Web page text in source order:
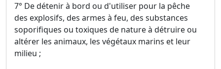
7° De détenir à bord ou d'utiliser pour la pêche
des explosifs, des armes à feu, des substances
soporifiques ou toxiques de nature à détruire ou
altérer les animaux, les végétaux marins et leur
milieu ;